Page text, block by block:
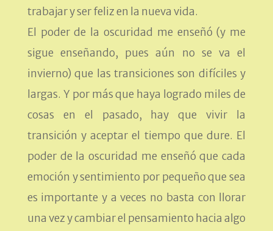
trabajar y ser feliz en la nueva vida.
El poder de la oscuridad me enseñó (y me
sigue enseñando, pues aún no se va el
invierno) que las transiciones son difíciles y
largas. Y por más que haya logrado miles de
cosas en el pasado, hay que vivir la
transición y aceptar el tiempo que dure. El
poder de la oscuridad me enseñó que cada
emoción y sentimiento por pequeño que sea
es importante y a veces no basta con llorar
una vez y cambiar el pensamiento hacia algo